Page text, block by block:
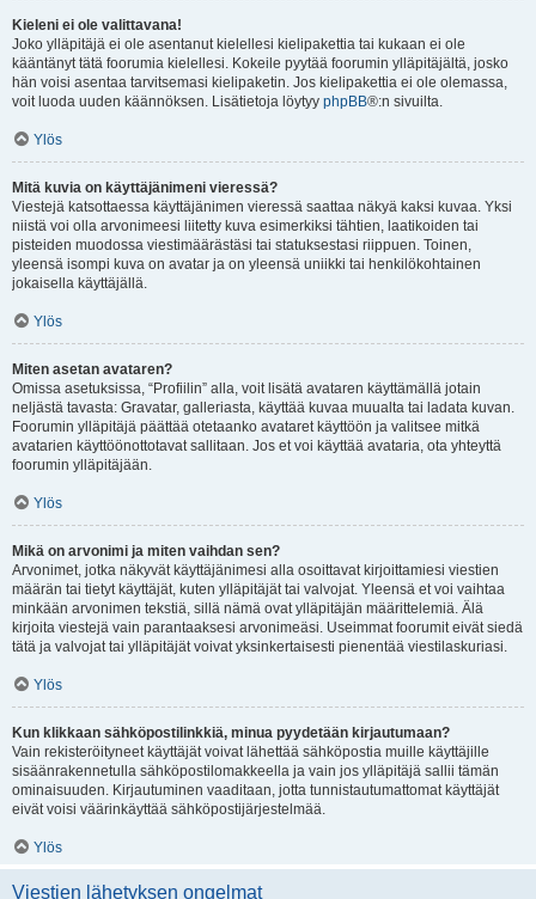
Kieleni ei ole valittavana!
Joko ylläpitäjä ei ole asentanut kielellesi kielipakettia tai kukaan ei ole
kääntänyt tätä foorumia kielellesi. Kokeile pyytää foorumin ylläpitäjältä, josko
hän voisi asentaa tarvitsemasi kielipaketin. Jos kielipakettia ei ole olemassa,
voit luoda uuden käännöksen. Lisätietoja löytyy phpBB®:n sivuilta.
Ylös
Mitä kuvia on käyttäjänimeni vieressä?
Viestejä katsottaessa käyttäjänimen vieressä saattaa näkyä kaksi kuvaa. Yksi
niistä voi olla arvonimeesi liitetty kuva esimerkiksi tähtien, laatikoiden tai
pisteiden muodossa viestimäärästäsi tai statuksestasi riippuen. Toinen,
yleensä isompi kuva on avatar ja on yleensä uniikki tai henkilökohtainen
jokaisella käyttäjällä.
Ylös
Miten asetan avataren?
Omissa asetuksissa, “Profiilin” alla, voit lisätä avataren käyttämällä jotain
neljästä tavasta: Gravatar, galleriasta, käyttää kuvaa muualta tai ladata kuvan.
Foorumin ylläpitäjä päättää otetaanko avataret käyttöön ja valitsee mitkä
avatarien käyttöönottotavat sallitaan. Jos et voi käyttää avataria, ota yhteyttä
foorumin ylläpitäjään.
Ylös
Mikä on arvonimi ja miten vaihdan sen?
Arvonimet, jotka näkyvät käyttäjänimesi alla osoittavat kirjoittamiesi viestien
määrän tai tietyt käyttäjät, kuten ylläpitäjät tai valvojat. Yleensä et voi vaihtaa
minkään arvonimen tekstiä, sillä nämä ovat ylläpitäjän määrittelemiä. Älä
kirjoita viestejä vain parantaaksesi arvonimeäsi. Useimmat foorumit eivät siedä
tätä ja valvojat tai ylläpitäjät voivat yksinkertaisesti pienentää viestilaskuriasi.
Ylös
Kun klikkaan sähköpostilinkkiä, minua pyydetään kirjautumaan?
Vain rekisteröityneet käyttäjät voivat lähettää sähköpostia muille käyttäjille
sisäänrakennetulla sähköpostilomakkeella ja vain jos ylläpitäjä sallii tämän
ominaisuuden. Kirjautuminen vaaditaan, jotta tunnistautumattomat käyttäjät
eivät voisi väärinkäyttää sähköpostijärjestelmää.
Ylös
Viestien lähetyksen ongelmat